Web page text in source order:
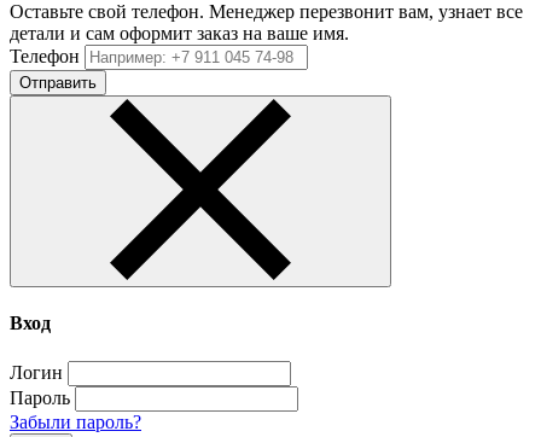
Оставьте свой телефон. Менеджер перезвонит вам, узнает все
детали и сам оформит заказ на ваше имя.
Телефон
Отправить
Вход
Логин
Пароль
Забыли пароль?